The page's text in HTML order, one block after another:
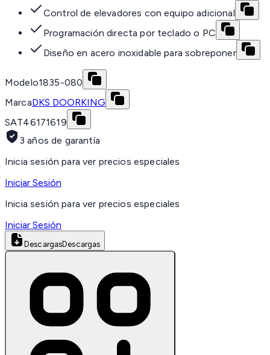
Control de elevadores con equipo adicional
Programación directa por teclado o PC
Diseño en acero inoxidable para sobreponer
Modelo1835-080
MarcaDKS DOORKING
SAT46171619
3 años de garantía
Inicia sesión para ver precios especiales
Iniciar Sesión
Inicia sesión para ver precios especiales
Iniciar Sesión
DescargasDescargas